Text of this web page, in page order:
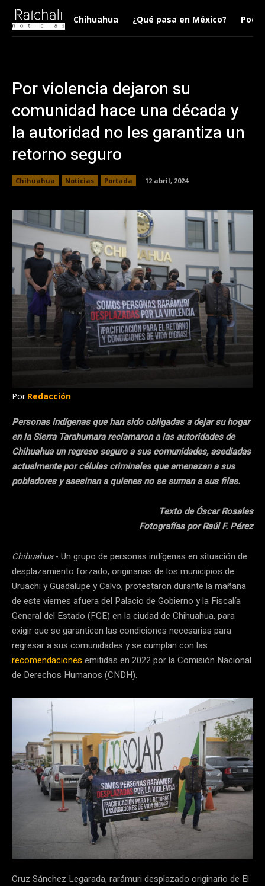
Chihuahua ¿Qué pasa en México?
Por violencia dejaron su
comunidad hace una década y
la autoridad no les garantiza un
retorno seguro
Chihuahua Noticias Portada 12 abril, 2024
Por Redacción
Personas indígenas que han sido obligadas a dejar su hogar
en la Sierra Tarahumara reclamaron a las autoridades de
Chihuahua un regreso seguro a sus comunidades, asediadas
actualmente por células criminales que amenazan a sus
pobladores y asesinan a quienes no se suman a sus filas.
Texto de Óscar Rosales
Fotografías por Raúl F. Pérez
Chihuahua.- Un grupo de personas indígenas en situación de
desplazamiento forzado, originarias de los municipios de
Uruachi y Guadalupe y Calvo, protestaron durante la mañana
de este viernes afuera del Palacio de Gobierno y la Fiscalía
General del Estado (FGE) en la ciudad de Chihuahua, para
exigir que se garanticen las condiciones necesarias para
regresar a sus comunidades y se cumplan con las
recomendaciones emitidas en 2022 por la Comisión Nacional
de Derechos Humanos (CNDH).
Cruz Sánchez Legarada, rarámuri desplazado originario de El